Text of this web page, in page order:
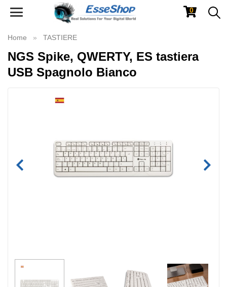
Toggle
0
Home TASTIERE
NGS Spike, QWERTY, ES tastiera
USB Spagnolo Bianco